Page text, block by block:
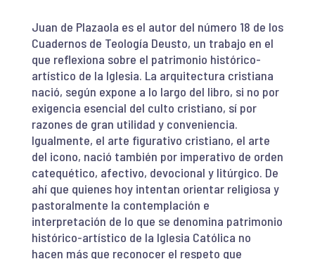
Juan de Plazaola es el autor del número 18 de los
Cuadernos de Teología Deusto, un trabajo en el
que reflexiona sobre el patrimonio histórico-
artístico de la Iglesia. La arquitectura cristiana
nació, según expone a lo largo del libro, si no por
exigencia esencial del culto cristiano, sí por
razones de gran utilidad y conveniencia.
Igualmente, el arte figurativo cristiano, el arte
del icono, nació también por imperativo de orden
catequético, afectivo, devocional y litúrgico. De
ahí que quienes hoy intentan orientar religiosa y
pastoralmente la contemplación e
interpretación de lo que se denomina patrimonio
histórico-artístico de la Iglesia Católica no
hacen más que reconocer el respeto que